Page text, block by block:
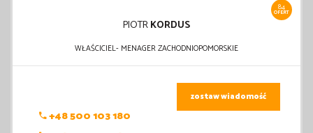
84
OFERT
PIOTRKORDUS
WŁAŚCICIEL- MENAGER ZACHODNIOPOMORSKIE
+48 500 103 180
zostaw wiadomość